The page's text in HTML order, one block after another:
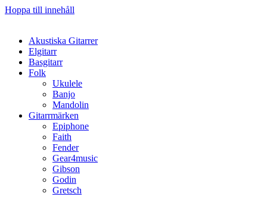
Hoppa till innehåll
Akustiska Gitarrer
Elgitarr
Basgitarr
Folk
Ukulele
Banjo
Mandolin
Gitarrmärken
Epiphone
Faith
Fender
Gear4music
Gibson
Godin
Gretsch